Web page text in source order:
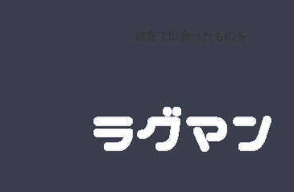
旅先で出会ったものを